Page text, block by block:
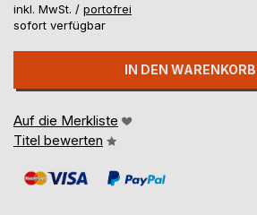
inkl. MwSt. / portofrei
sofort verfügbar
IN DEN WARENKORB
Auf die Merkliste
Titel bewerten